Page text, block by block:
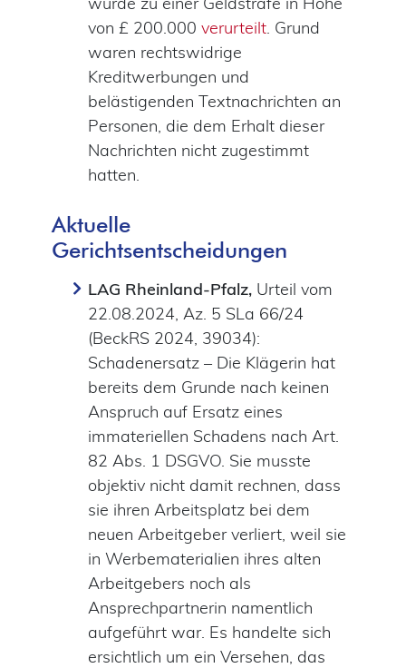
von £ 200.000 verurteilt. Grund
waren rechtswidrige
Kreditwerbungen und
belästigenden Textnachrichten an
Personen, die dem Erhalt dieser
Nachrichten nicht zugestimmt
hatten.
Aktuelle
Gerichtsentscheidungen
LAG Rheinland-Pfalz, Urteil vom
22.08.2024, Az. 5 SLa 66/24
(BeckRS 2024, 39034):
Schadenersatz – Die Klägerin hat
bereits dem Grunde nach keinen
Anspruch auf Ersatz eines
immateriellen Schadens nach Art.
82 Abs. 1 DSGVO. Sie musste
objektiv nicht damit rechnen, dass
sie ihren Arbeitsplatz bei dem
neuen Arbeitgeber verliert, weil sie
in Werbematerialien ihres alten
Arbeitgebers noch als
Ansprechpartnerin namentlich
aufgeführt war. Es handelte sich
ersichtlich um ein Versehen, das